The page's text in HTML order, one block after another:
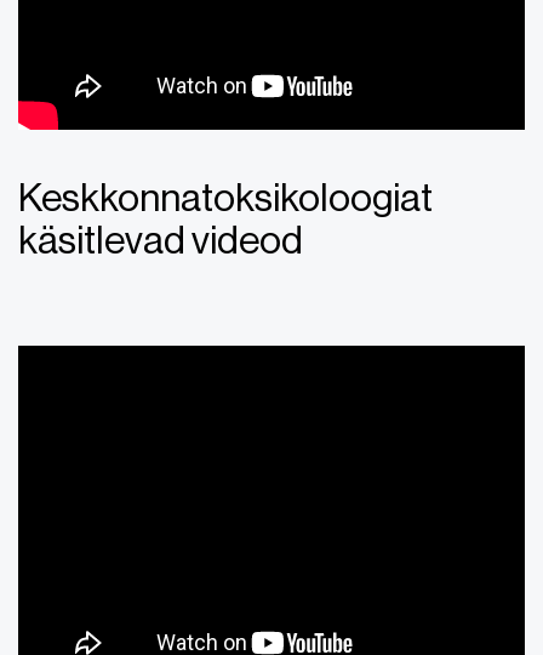
Keskkonnatoksikoloogiat
käsitlevad videod